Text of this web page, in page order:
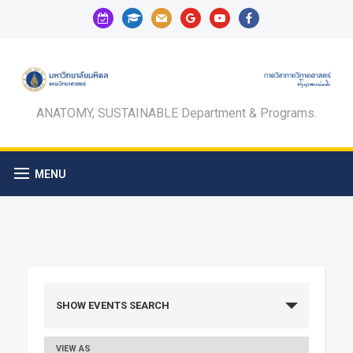
calendar-
check-
graduation-
cap
mail googleyoutubefacebook
ANATOMY, SUSTAINABLE Department & Programs.
MENU
Events
Search
SHOW EVENTS SEARCH
VIEW AS